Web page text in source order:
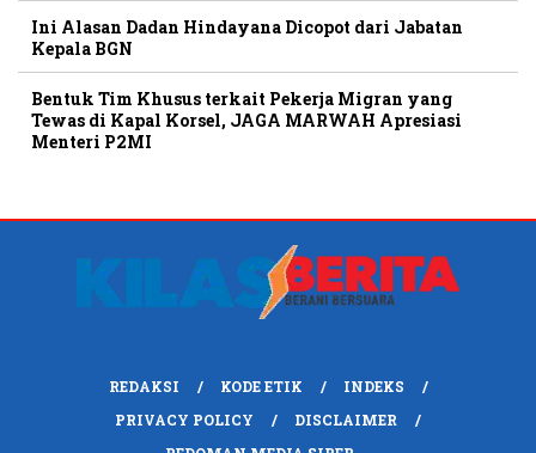
Ini Alasan Dadan Hindayana Dicopot dari Jabatan
Kepala BGN
Bentuk Tim Khusus terkait Pekerja Migran yang
Tewas di Kapal Korsel, JAGA MARWAH Apresiasi
Menteri P2MI
REDAKSI KODE ETIK
INDEKS
PRIVACY POLICY
DISCLAIMER